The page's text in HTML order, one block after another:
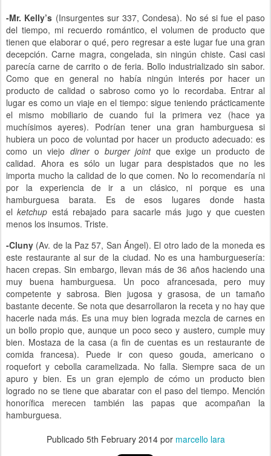
-Mr. Kelly’s (Insurgentes sur 337, Condesa). No sé si fue el paso
del tiempo, mi recuerdo romántico, el volumen de producto que
tienen que elaborar o qué, pero regresar a este lugar fue una gran
decepción. Carne magra, congelada, sin ningún chiste. Casi casi
parecía carne de carrito o de feria. Bollo industrializado sin sabor.
Como que en general no había ningún interés por hacer un
producto de calidad o sabroso como yo lo recordaba. Entrar al
lugar es como un viaje en el tiempo: sigue teniendo prácticamente
el mismo mobiliario de cuando fui la primera vez (hace ya
muchísimos ayeres). Podrían tener una gran hamburguesa si
hubiera un poco de voluntad por hacer un producto adecuado: es
como un viejo dinero burger jointque exige un producto de
calidad. Ahora es sólo un lugar para despistados que no les
importa mucho la calidad de lo que comen. No lo recomendaría ni
por la experiencia de ir a un clásico, ni porque es una
hamburguesa barata. Es de esos lugares donde hasta
elketchup está rebajado para sacarle más jugo y que cuesten
menos los insumos. Triste.
-Cluny (Av. de la Paz 57, San Ángel). El otro lado de la moneda es
este restaurante al sur de la ciudad. No es una hamburguesería:
hacen crepas. Sin embargo, llevan más de 36 años haciendo una
muy buena hamburguesa. Un poco afrancesada, pero muy
competente y sabrosa. Bien jugosa y grasosa, de un tamaño
bastante decente. Se nota que desarrollaron la receta y no hay que
hacerle nada más. Es una muy bien lograda mezcla de carnes en
un bollo propio que, aunque un poco seco y austero, cumple muy
bien. Mostaza de la casa (a fin de cuentas es un restaurante de
comida francesa). Puede ir con queso gouda, americano o
roquefort y cebolla caramelizada. No falla. Siempre saca de un
apuro y bien. Es un gran ejemplo de cómo un producto bien
logrado no se tiene que abaratar con el paso del tiempo. Mención
honorífica merecen también las papas que acompañan la
hamburguesa.
Publicado 5th February 2014por marcello lara